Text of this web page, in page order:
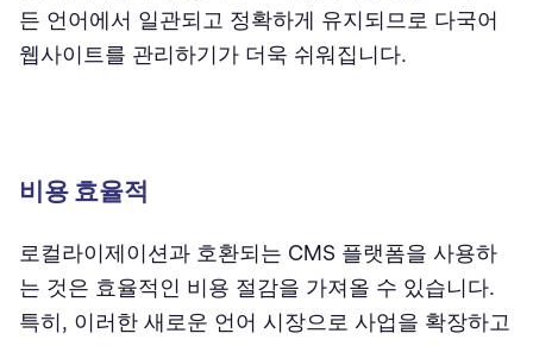
든 언어에서 일관되고 정확하게 유지되므로 다국어
웹사이트를 관리하기가 더욱 쉬워집니다.
비용 효율적
로컬라이제이션과 호환되는 CMS 플랫폼을 사용하
는 것은 효율적인 비용 절감을 가져올 수 있습니다.
특히, 이러한 새로운 언어 시장으로 사업을 확장하고